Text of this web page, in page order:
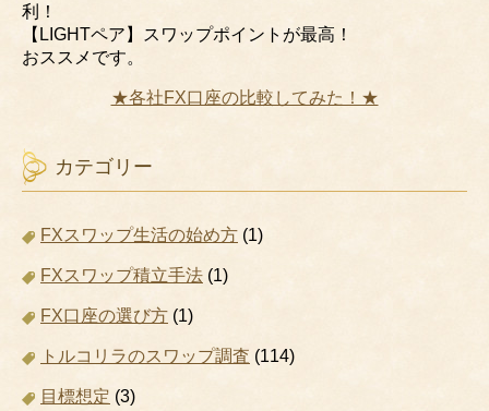
利！
【LIGHTペア】スワップポイントが最高！
おススメです。
★各社FX口座の比較してみた！★
カテゴリー
FXスワップ生活の始め方 (1)
FXスワップ積立手法 (1)
FX口座の選び方 (1)
トルコリラのスワップ調査 (114)
目標想定 (3)